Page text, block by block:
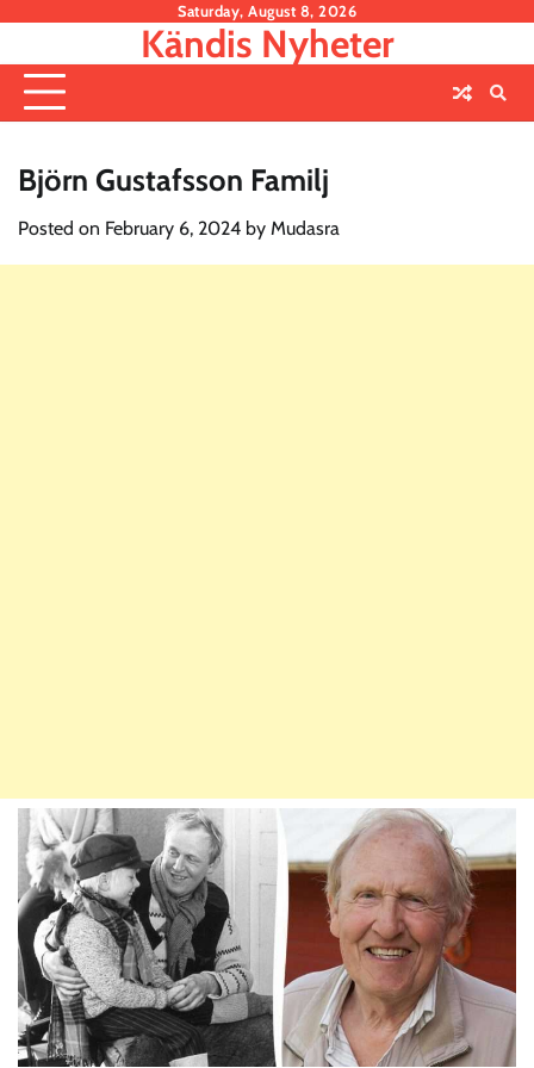
content
Saturday, August 8, 2026
Kändis Nyheter
Björn Gustafsson Familj
Posted on February 6, 2024 by Mudasra